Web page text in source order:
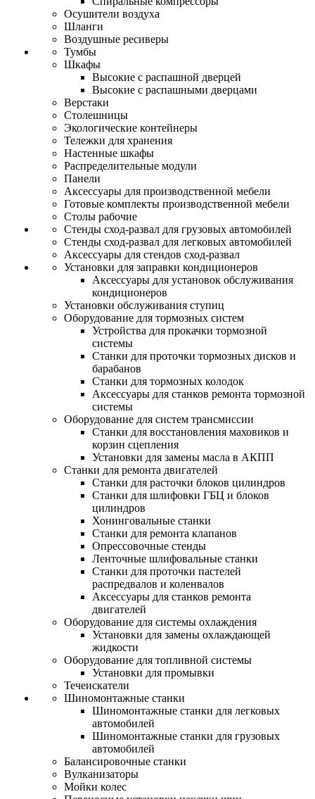
Осушители воздуха
Шланги
Воздушные ресиверы
Тумбы
Шкафы
Высокие с распашной дверцей
Высокие с распашными дверцами
Верстаки
Столешницы
Экологические контейнеры
Тележки для хранения
Настенные шкафы
Распределительные модули
Панели
Аксессуары для производственной мебели
Готовые комплекты производственной мебели
Столы рабочие
Стенды сход-развал для грузовых автомобилей
Стенды сход-развал для легковых автомобилей
Аксессуары для стендов сход-развал
Установки для заправки кондиционеров
Аксессуары для установок обслуживания
кондиционеров
Установки обслуживания ступиц
Оборудование для тормозных систем
Устройства для прокачки тормозной
системы
Станки для проточки тормозных дисков и
барабанов
Станки для тормозных колодок
Аксессуары для станков ремонта тормозной
системы
Оборудование для систем трансмиссии
Станки для восстановления маховиков и
корзин сцепления
Установки для замены масла в АКПП
Станки для ремонта двигателей
Станки для расточки блоков цилиндров
Станки для шлифовки ГБЦ и блоков
цилиндров
Хонинговальные станки
Станки для ремонта клапанов
Опрессовочные стенды
Ленточные шлифовальные станки
Станки для проточки пастелей
распредвалов и коленвалов
Аксессуары для станков ремонта
двигателей
Оборудование для системы охлаждения
Установки для замены охлаждающей
жидкости
Оборудование для топливной системы
Установки для промывки
Течеискатели
Шиномонтажные станки
Шиномонтажные станки для легковых
автомобилей
Шиномонтажные станки для грузовых
автомобилей
Балансировочные станки
Вулканизаторы
Мойки колес